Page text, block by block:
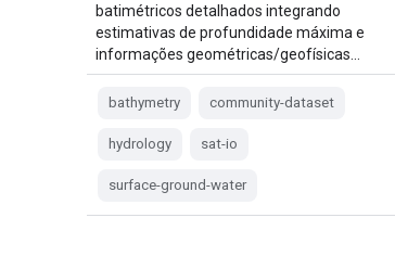
batimétricos detalhados integrando
estimativas de profundidade máxima e
informações geométricas/geofísicas…
bathymetry community-dataset
hydrology sat-io
surface-ground-water